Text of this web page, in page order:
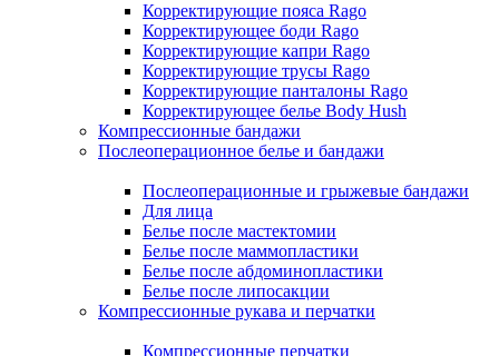
Корректирующие пояса Rago
Корректирующее боди Rago
Корректирующие капри Rago
Корректирующие трусы Rago
Корректирующие панталоны Rago
Корректирующее белье Body Hush
Компрессионные бандажи
Послеоперационное белье и бандажи
Послеоперационные и грыжевые бандажи
Для лица
Белье после мастектомии
Белье после маммопластики
Белье после абдоминопластики
Белье после липосакции
Компрессионные рукава и перчатки
Компрессионные перчатки